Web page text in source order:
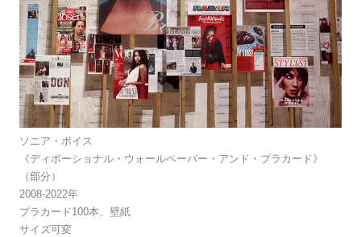
ソニア・ボイス
《ディボーショナル・ウォールペーパー・アンド・プラカード》
（部分）
2008-2022年
プラカード100本、壁紙
サイズ可変